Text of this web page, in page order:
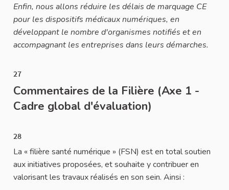
Enfin, nous allons réduire les délais de marquage CE
pour les dispositifs médicaux numériques, en
développant le nombre d'organismes notifiés et en
accompagnant les entreprises dans leurs démarches.
27
Commentaires de la Filière (Axe 1 -
Cadre global d'évaluation)
28
La « filière santé numérique » (FSN) est en total soutien
aux initiatives proposées, et souhaite y contribuer en
valorisant les travaux réalisés en son sein. Ainsi :